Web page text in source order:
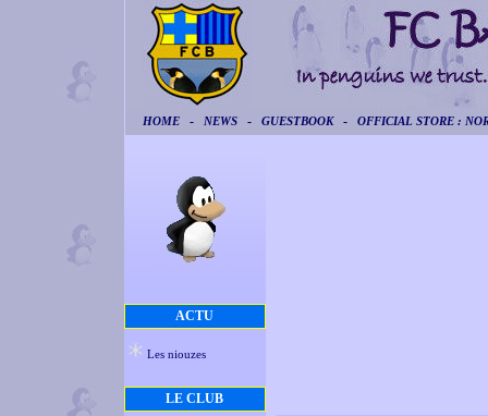
HOME - NEWS - GUESTBOOK- OFFICIAL STORE :
ACTU
Les niouzes
LE CLUB